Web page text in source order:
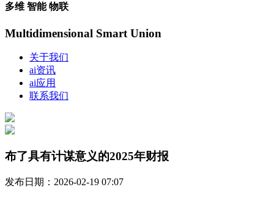
多维 智能 物联
Multidimensional Smart Union
关于我们
ai资讯
ai应用
联系我们
布了具有计谋意义的2025年财报
发布日期：2026-02-19 07:07